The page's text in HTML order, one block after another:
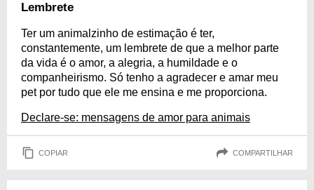
Lembrete
Ter um animalzinho de estimação é ter,
constantemente, um lembrete de que a melhor parte
da vida é o amor, a alegria, a humildade e o
companheirismo. Só tenho a agradecer e amar meu
pet por tudo que ele me ensina e me proporciona.
Declare-se: mensagens de amor para animais
COPIAR COMPARTILHAR